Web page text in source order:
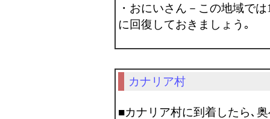
・おにいさん－この地域で
に回復しておきましょう｡
カナリア村
■カナリア村に到着したら､